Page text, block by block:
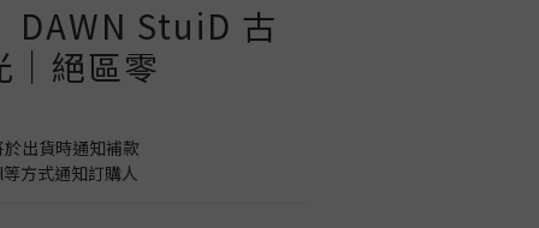
DAWN StuiD 古
｜絕區零
出貨時通知補款
方式通知訂購人